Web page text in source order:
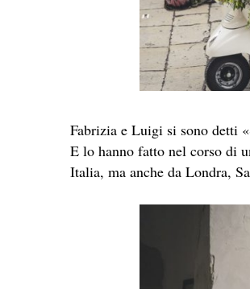
Fabrizia e Luigi si sono detti
E lo hanno fatto nel corso di
Italia, ma anche da Londra,